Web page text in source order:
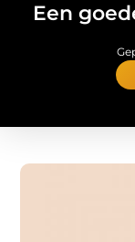
Een